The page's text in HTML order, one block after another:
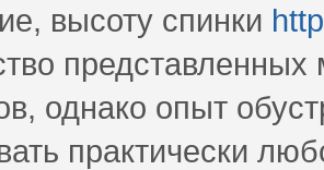
высоту спинки
однако опыт
практически